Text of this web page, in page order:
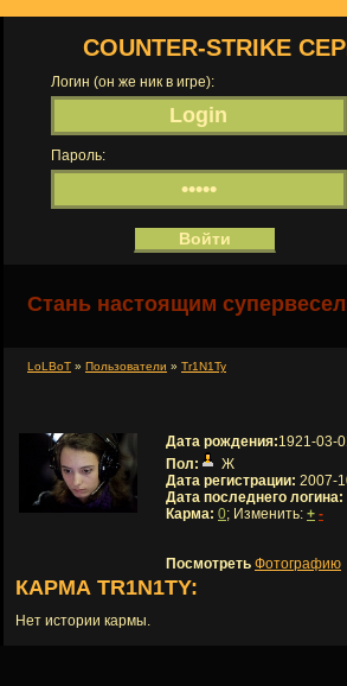
COUNTER-STRIKE
Логин (он же ник в игре):
Пароль:
Стань настоящим
LoLBoT » Пользователи » Tr1N1Ty
Дата рождения:1921-03-
Пол:
Ж
Дата регистрации: 2007-
Дата последнего логина:
Карма: 0; Изменить: + -
Посмотреть Фотографию
КАРМА TR1N1TY:
Нет истории кармы.